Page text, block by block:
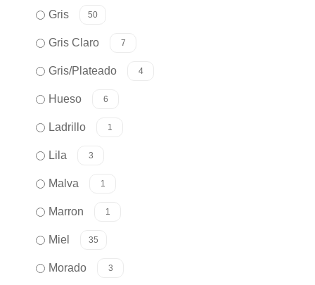
Gris 50
Gris Claro 7
Gris/Plateado 4
Hueso 6
Ladrillo 1
Lila 3
Malva 1
Marron 1
Miel 35
Morado 3